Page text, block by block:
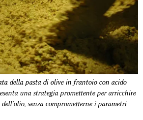
della pasta di olive in frantoio con acido
una strategia promettente per arricchire
senza comprometterne i parametri